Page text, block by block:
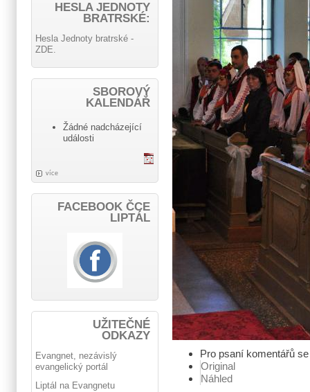
Pro psaní komentářů
Original
Náhled
HESLA JEDNOTY
BRATRSKÉ:
Hesla Jednoty bratrské -
ZDE.
SBOROVÝ
KALENDÁŘ
Žádné nadcházející
události
více
FACEBOOK ČCE
LIPTÁL
UŽITEČNÉ
ODKAZY
Evangnet, nezávislý
evangelický portál
Liptál na Evangnetu